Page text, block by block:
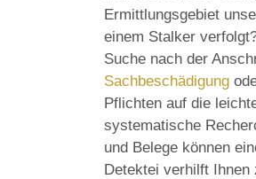
Ermittlungsgebiet
einem Stalker
Suche nach der
Sachbeschädigung
Pflichten auf die
systematische
und Belege können
Detektei verhilft Ihnen